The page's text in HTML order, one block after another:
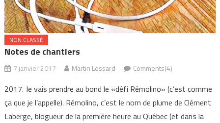
NON CLASSÉ
Notes de chantiers
7 janvier 2017 Martin Lessard Comments(4)
2017. Je vais prendre au bond le «défi Rémolino» (c’est comme
ça que je l’appelle). Rémolino, c’est le nom de plume de Clément
Laberge, blogueur de la première heure au Québec (et dans la